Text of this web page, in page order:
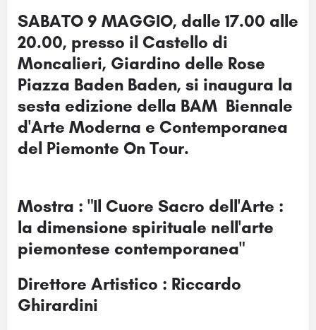
SABATO 9 MAGGIO, dalle 17.00 alle
20.00, presso il Castello di
Moncalieri, Giardino delle Rose
Piazza Baden Baden, si inaugura la
sesta edizione della BAM Biennale
d'Arte Moderna e Contemporanea
del Piemonte On Tour.
Mostra : "Il Cuore Sacro dell'Arte :
la dimensione spirituale nell'arte
piemontese contemporanea"
Direttore Artistico : Riccardo
Ghirardini